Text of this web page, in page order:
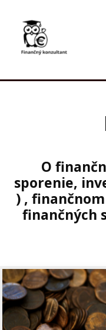
O
sporenie,
) ,
finančných